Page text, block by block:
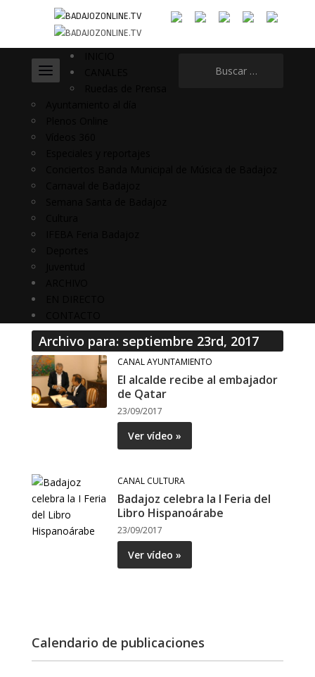
Archivo para: septiembre 23rd, 2017
CANAL AYUNTAMIENTO
El alcalde recibe al embajador
de Qatar
23/09/2017
Ver vídeo »
CANAL CULTURA
Badajoz celebra la I Feria del
Libro Hispanoárabe
23/09/2017
Ver vídeo »
Calendario de publicaciones